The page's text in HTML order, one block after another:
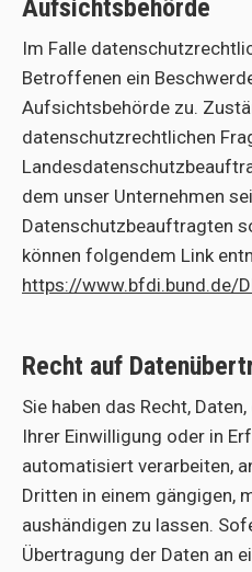
Aufsichtsbehörde
Im Falle
Betroffenen ein
Aufsichtsbehörde zu.
datenschutzrechtlichen
dem unser Unternehmen
Datenschutzbeauftragten
können folgendem Link
https://www.bfdi.bund.de/
Recht auf
Sie haben das Recht,
Ihrer Einwilligung oder in
automatisiert verarbeiten,
Dritten in einem gängigen,
aushändigen zu lassen.
Übertragung der Daten an